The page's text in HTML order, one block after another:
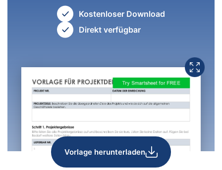
Kostenloser Download
Direkt verfügbar
Vorlage herunterladen